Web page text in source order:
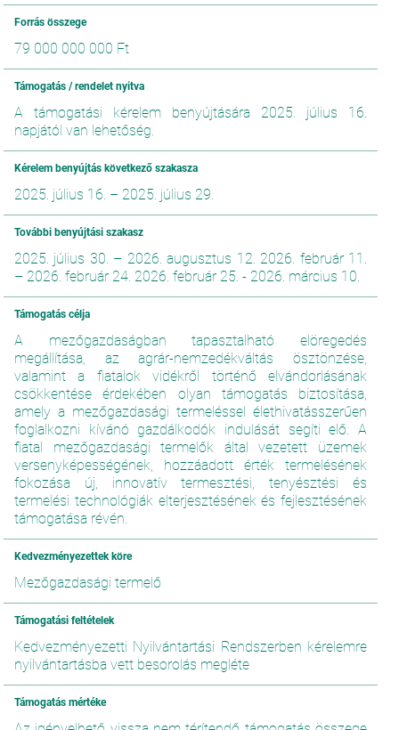
Forrás összege
79 000 000 000 Ft
Támogatás / rendelet nyitva
A támogatási kérelem benyújtására 2025. július 16.
napjától van lehetőség.
Kérelem benyújtás következő szakasza
2025. július 16. – 2025. július 29.
További benyújtási szakasz
2025. július 30. – 2026. augusztus 12. 2026. február 11.
– 2026. február 24. 2026. február 25. - 2026. március 10.
Támogatás célja
A mezőgazdaságban tapasztalható elöregedés
megállítása, az agrár-nemzedékváltás ösztönzése,
valamint a fiatalok vidékről történő elvándorlásának
csökkentése érdekében olyan támogatás biztosítása,
amely a mezőgazdasági termeléssel élethivatásszerűen
foglalkozni kívánó gazdálkodók indulását segíti elő. A
fiatal mezőgazdasági termelők által vezetett üzemek
versenyképességének, hozzáadott érték termelésének
fokozása új, innovatív termesztési, tenyésztési és
termelési technológiák elterjesztésének és fejlesztésének
támogatása révén.
Kedvezményezettek köre
Mezőgazdasági termelő
Támogatási feltételek
Kedvezményezetti Nyilvántartási Rendszerben kérelemre
nyilvántartásba vett besorolás megléte
Támogatás mértéke